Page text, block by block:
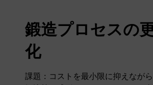
鍛造プロセスの
化
課題：コストを最小限に抑えなが